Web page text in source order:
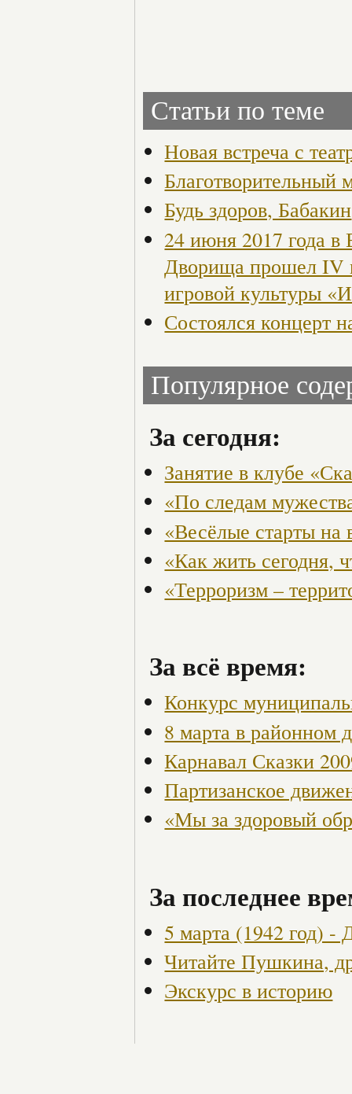
Статьи по теме
Новая встреча с
Благотворительный
Будь здоров, Бабакин
24 июня 2017 года в
Дворища прошел IV
игровой культуры
Состоялся концерт
Популярное
За сегодня:
Занятие в клубе
«По следам
«Весёлые старты на
«Как жить сегодня,
«Терроризм –
За всё время:
Конкурс
8 марта в районном
Карнавал Сказки
Партизанское
«Мы за здоровый
За последнее
5 марта (1942 год) -
Читайте Пушкина,
Экскурс в историю